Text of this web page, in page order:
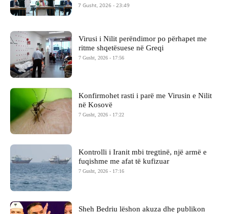
7 Gusht, 2026 - 23:49
Virusi i Nilit perëndimor po përhapet me
ritme shqetësuese në Greqi
7 Gusht, 2026 - 17:56
Konfirmohet rasti i parë me Virusin e Nilit
në Kosovë
7 Gusht, 2026 - 17:22
Kontrolli i Iranit mbi tregtinë, një armë e
fuqishme me afat të kufizuar
7 Gusht, 2026 - 17:16
Sheh Bedriu lëshon akuza dhe publikon